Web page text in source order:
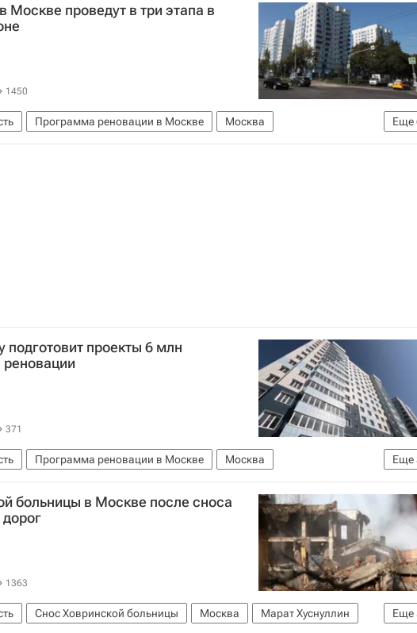
Москве проведут в три этапа в
1450
Еще
Программа реновации в Москве
Москва
г. Москвы Жилье Недвижимость
Реновация
подготовит проекты 6 млн
371
Еще
Программа реновации в Москве
Москва
Россия
больницы в Москве после сноса
1363
Еще
Снос Ховринской больницы Москва
Марат Хуснуллин